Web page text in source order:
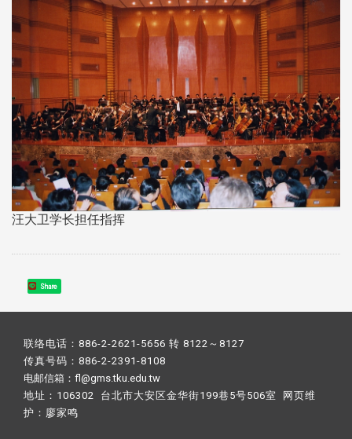
汪大卫学长担任指挥
Share
联络电话：886-2-2621-5656 转 8122～8127
传真号码：886-2-2391-8108
电邮信箱：fl@gms.tku.edu.tw
地址：106302 台北市大安区金华街199巷5号506室 网页维
护： 廖家鸣​